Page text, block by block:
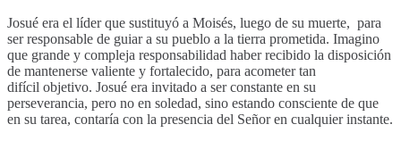
Josué era el líder que sustituyó a Moisés, luego de su muerte, para
ser responsable de guiar a su pueblo a la tierra prometida. Imagino
que grande y compleja responsabilidad haber recibido la disposición
de mantenerse valiente y fortalecido, para acometer tan
difícil objetivo. Josué era invitado a ser constante en su
perseverancia, pero no en soledad, sino estando consciente de que
en su tarea, contaría con la presencia del Señor en cualquier instante.